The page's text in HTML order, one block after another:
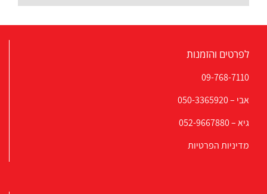
לפרטים והזמנות
09-768-7110
אבי –050-3365920
גיא –052-9667880
מדיניות הפרטיות